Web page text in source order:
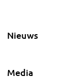
Nieuws
Media